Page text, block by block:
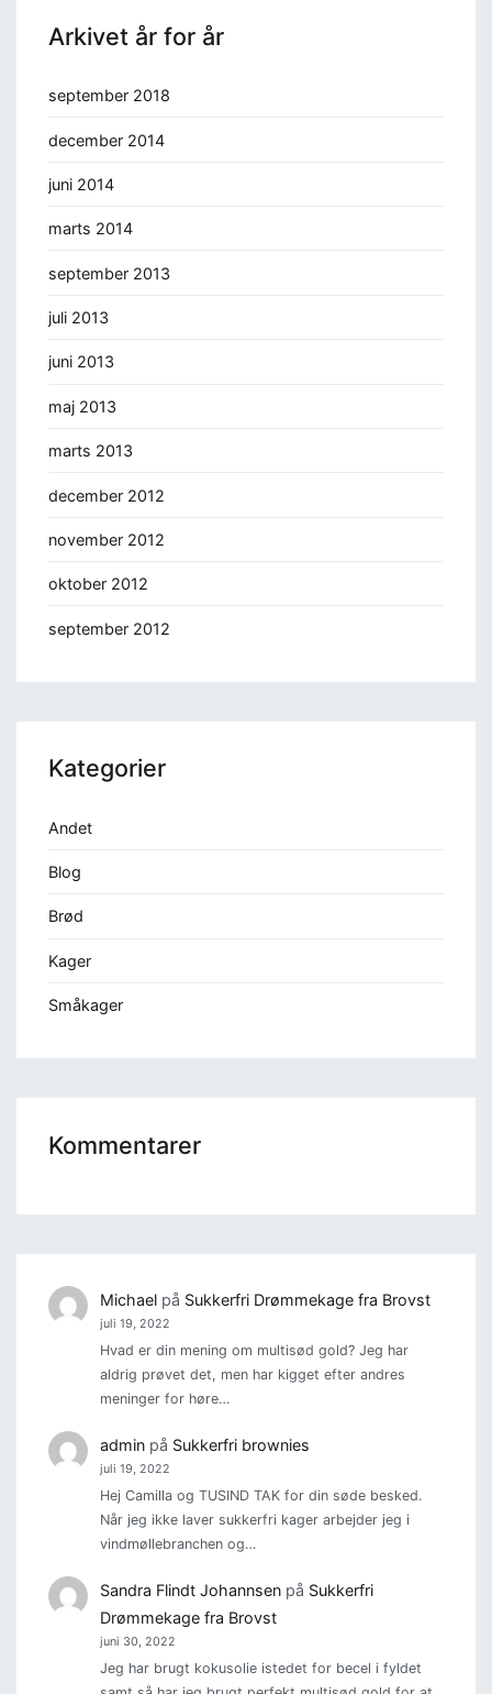
Arkivet år for år
september 2018
december 2014
juni 2014
marts 2014
september 2013
juli 2013
juni 2013
maj 2013
marts 2013
december 2012
november 2012
oktober 2012
september 2012
Kategorier
Andet
Blog
Brød
Kager
Småkager
Kommentarer
Michaelpå Sukkerfri Drømmekage fra Brovst
juli 19, 2022
Hvad er din mening om multisød gold? Jeg har
aldrig prøvet det, men har kigget efter andres
meninger for høre…
adminpå Sukkerfri brownies
juli 19, 2022
Hej Camilla og TUSIND TAK for din søde besked.
Når jeg ikke laver sukkerfri kager arbejder jeg i
vindmøllebranchen og…
Sandra Flindt Johannsenpå Sukkerfri
Drømmekage fra Brovst
juni 30, 2022
Jeg har brugt kokusolie istedet for becel i fyldet